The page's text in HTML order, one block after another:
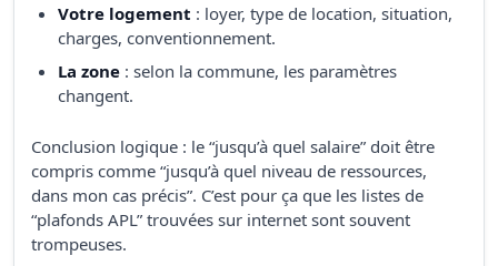
Votre logement : loyer, type de location, situation,
charges, conventionnement.
La zone : selon la commune, les paramètres
changent.
Conclusion logique : le “jusqu’à quel salaire” doit être
compris comme “jusqu’à quel niveau de ressources,
dans mon cas précis”. C’est pour ça que les listes de
“plafonds APL” trouvées sur internet sont souvent
trompeuses.